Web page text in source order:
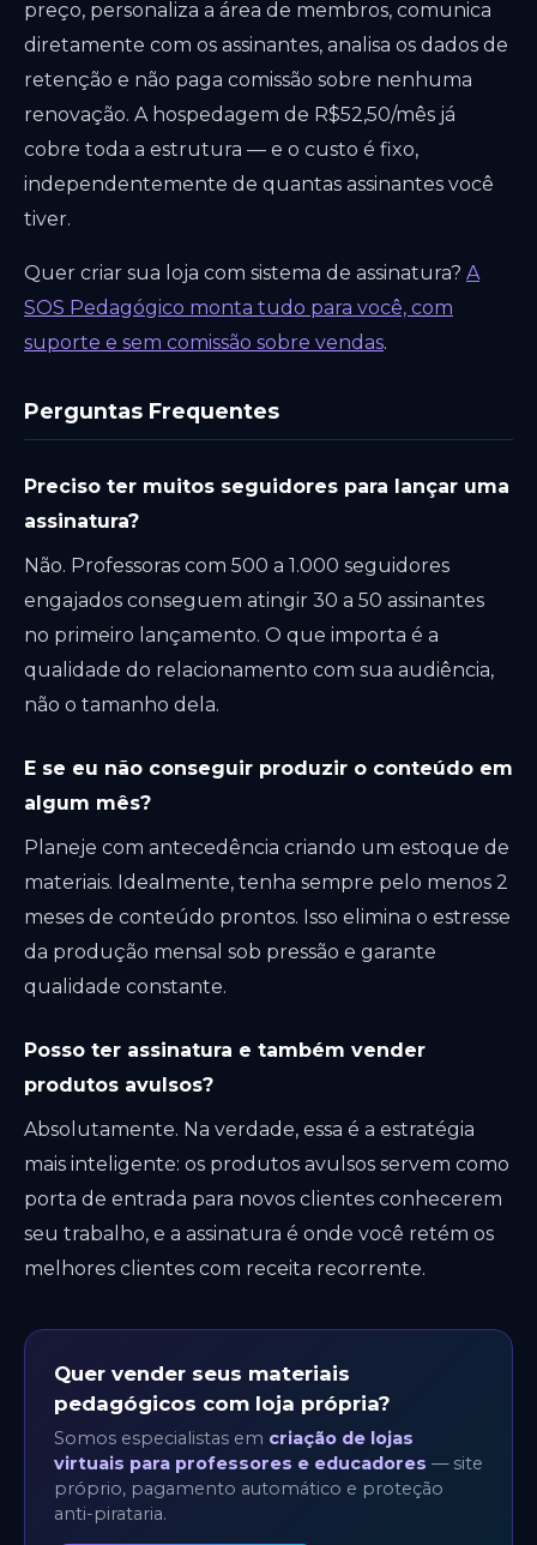
preço, personaliza a área de membros, comunica
diretamente com os assinantes, analisa os dados de
retenção e não paga comissão sobre nenhuma
renovação. A hospedagem de R$52,50/mês já
cobre toda a estrutura — e o custo é fixo,
independentemente de quantas assinantes você
tiver.
Quer criar sua loja com sistema de assinatura? A
SOS Pedagógico monta tudo para você, com
suporte e sem comissão sobre vendas.
Perguntas Frequentes
Preciso ter muitos seguidores para lançar uma
assinatura?
Não. Professoras com 500 a 1.000 seguidores
engajados conseguem atingir 30 a 50 assinantes
no primeiro lançamento. O que importa é a
qualidade do relacionamento com sua audiência,
não o tamanho dela.
E se eu não conseguir produzir o conteúdo em
algum mês?
Planeje com antecedência criando um estoque de
materiais. Idealmente, tenha sempre pelo menos 2
meses de conteúdo prontos. Isso elimina o estresse
da produção mensal sob pressão e garante
qualidade constante.
Posso ter assinatura e também vender
produtos avulsos?
Absolutamente. Na verdade, essa é a estratégia
mais inteligente: os produtos avulsos servem como
porta de entrada para novos clientes conhecerem
seu trabalho, e a assinatura é onde você retém os
melhores clientes com receita recorrente.
Quer vender seus materiais
pedagógicos com loja própria?
Somos especialistas em criação de lojas
virtuais para professores e educadores — site
próprio, pagamento automático e proteção
anti-pirataria.